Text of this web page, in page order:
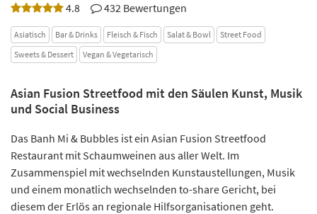
4.8 432 Bewertungen
Asiatisch Bar & Drinks Fleisch & Fisch Salat & Bowl
Street Food
Sweets & Dessert
Vegan & Vegetarisch
Asian Fusion Streetfood mit den Säulen Kunst, Musik
und Social Business
Das Banh Mi & Bubbles ist ein Asian Fusion Streetfood
Restaurant mit Schaumweinen aus aller Welt. Im
Zusammenspiel mit wechselnden Kunstaustellungen, Musik
und einem monatlich wechselnden to-share Gericht, bei
diesem der Erlös an regionale Hilfsorganisationen geht.